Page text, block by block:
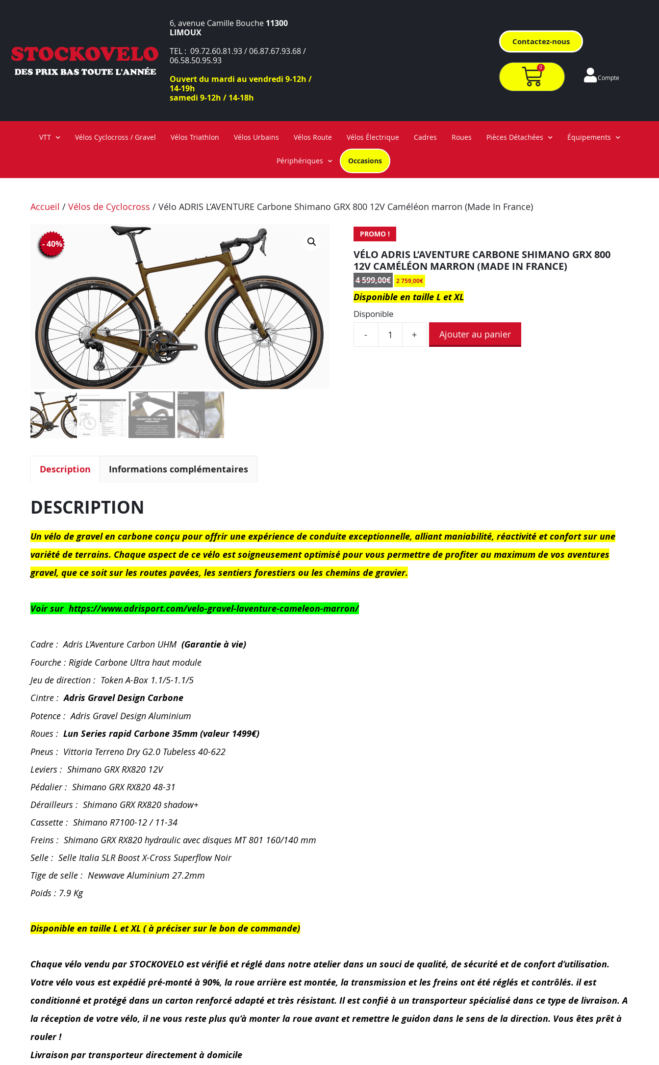
6, avenue Camille Bouche 11300
LIMOUX
TEL : 09.72.60.81.93 / 06.87.67.93.68 /
06.58.50.95.93
Ouvert du mardi au vendredi 9-12h /
14-19h
samedi 9-12h / 14-18h
Contactez-nous
0
Compte
VTT Vélos Cyclocross / Gravel Vélos Triathlon Vélos Urbains Vélos Route Vélos Électrique Cadres Roues Pièces Détachées Équipements
Périphériques Occasions
Accueil / Vélos de Cyclocross / Vélo ADRIS L’AVENTURE Carbone Shimano GRX 800 12V Caméléon marron (Made In France)
PROMO !
VÉLO ADRIS L’AVENTURE CARBONE SHIMANO GRX 800
12V CAMÉLÉON MARRON (MADE IN FRANCE)
4 599,00€ 2 759,00€
- 40%
Disponible en taille L et XL
Disponible
- + Ajouter au panier
Description Informations complémentaires
DESCRIPTION
Un vélo de gravel en carbone conçu pour offrir une expérience de conduite exceptionnelle, alliant maniabilité, réactivité et confort sur une
variété de terrains. Chaque aspect de ce vélo est soigneusement optimisé pour vous permettre de profiter au maximum de vos aventures
gravel, que ce soit sur les routes pavées, les sentiers forestiers ou les chemins de gravier.
Voir sur https://www.adrisport.com/velo-gravel-laventure-cameleon-marron/
Cadre : Adris L’Aventure Carbon UHM (Garantie à vie)
Fourche : Rigide Carbone Ultra haut module
Jeu de direction : Token A-Box 1.1/5-1.1/5
Cintre :Adris Gravel Design Carbone
Potence : Adris Gravel Design Aluminium
Roues : Lun Series rapid Carbone 35mm (valeur 1499€)
Pneus : Vittoria Terreno Dry G2.0 Tubeless 40-622
Leviers : Shimano GRX RX820 12V
Pédalier : Shimano GRX RX820 48-31
Dérailleurs : Shimano GRX RX820 shadow+
Cassette : Shimano R7100-12 / 11-34
Freins : Shimano GRX RX820 hydraulic avec disques MT 801 160/140 mm
Selle : Selle Italia SLR Boost X-Cross Superflow Noir
Tige de selle : Newwave Aluminium 27.2mm
Poids : 7.9 Kg
Disponible en taille L et XL ( à préciser sur le bon de commande)
Chaque vélo vendu par STOCKOVELO est vérifié et réglé dans notre atelier dans un souci de qualité, de sécurité et de confort d’utilisation.
Votre vélo vous est expédié pré-monté à 90%, la roue arrière est montée, la transmission et les freins ont été réglés et contrôlés. il est
conditionné et protégé dans un carton renforcé adapté et très résistant. Il est confié à un transporteur spécialisé dans ce type de livraison. A
la réception de votre vélo, il ne vous reste plus qu’à monter la roue avant et remettre le guidon dans le sens de la direction. Vous êtes prêt à
rouler !
Livraison par transporteur directement à domicile